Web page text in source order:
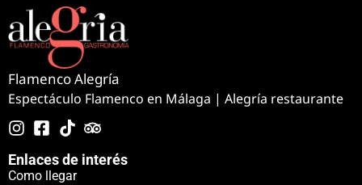
Flamenco Alegría
Espectáculo Flamenco en Málaga | Alegría restaurante
Enlaces de interés
Como llegar